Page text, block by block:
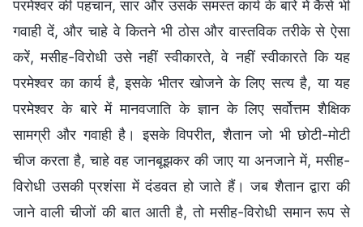
परमेश्वर की पहचान, सार और उसके समस्त कार्य के बारे में कैसे भी
गवाही दें, और चाहे वे कितने भी ठोस और वास्तविक तरीके से ऐसा
करें, मसीह-विरोधी उसे नहीं स्वीकारते, वे नहीं स्वीकारते कि यह
परमेश्वर का कार्य है, इसके भीतर खोजने के लिए सत्य है, या यह
परमेश्वर के बारे में मानवजाति के ज्ञान के लिए सर्वोत्तम शैक्षिक
सामग्री और गवाही है। इसके विपरीत, शैतान जो भी छोटी-मोटी
चीज करता है, चाहे वह जानबूझकर की जाए या अनजाने में, मसीह-
विरोधी उसकी प्रशंसा में दंडवत हो जाते हैं। जब शैतान द्वारा की
जाने वाली चीजों की बात आती है, तो मसीह-विरोधी समान रूप से